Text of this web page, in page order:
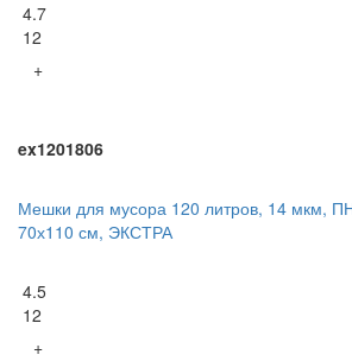
4.7
12
+
ex1201806
Мешки для мусора 120 литров, 14 мкм,
70х110 см, ЭКСТРА
4.5
12
+